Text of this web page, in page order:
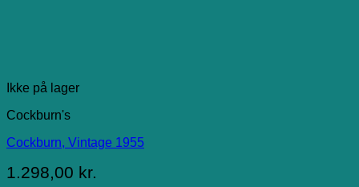
Ikke på lager
Cockburn's
Cockburn, Vintage 1955
1.298,00 kr.